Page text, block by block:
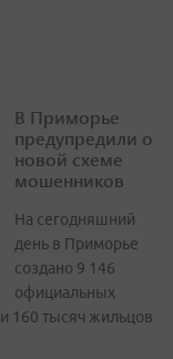
В Приморье
предупредили о
новой схеме
мошенников
На сегодняшний
день в Приморье
создано 9 146
официальных
160 тысяч жильцов